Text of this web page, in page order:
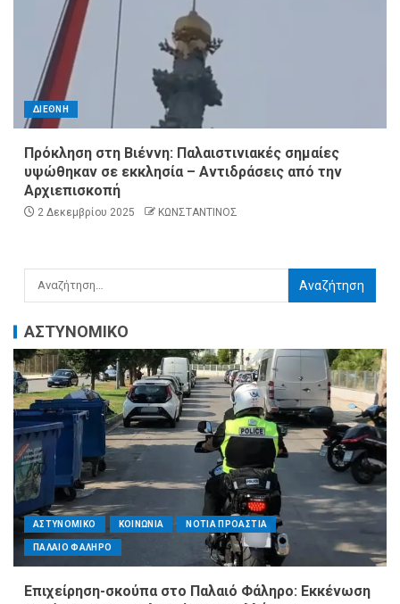
ΔΙΕΘΝΗ
Πρόκληση στη Βιέννη: Παλαιστινιακές σημαίες
υψώθηκαν σε εκκλησία – Αντιδράσεις από την
Αρχιεπισκοπή
2 Δεκεμβρίου 2025 ΚΩΝΣΤΑΝΤΙΝΟΣ
ΑΣΤΥΝΟΜΙΚΟ
ΑΣΤΥΝΟΜΙΚΟ ΚΟΙΝΩΝΙΑ ΝΟΤΙΑ ΠΡΟΑΣΤΙΑ
ΠΑΛΑΙΟ ΦΑΛΗΡΟ
Επιχείρηση-σκούπα στο Παλαιό Φάληρο: Εκκένωση